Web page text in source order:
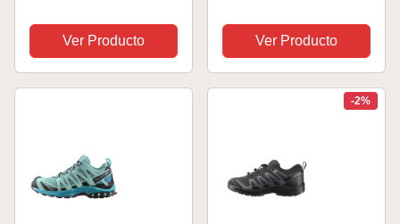
senderismo para
hombreVer Producto
Hombre,
Red/Cardinal/Black, 43
EU
Ver Producto
-2%